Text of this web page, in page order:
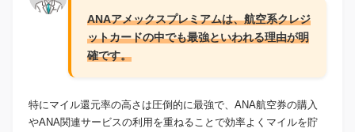
ANAアメックスプレミアムは、航空系クレジ
ットカードの中でも最強といわれる理由が明
確です。
特にマイル還元率の高さは圧倒的に最強で、ANA航空券の購入
やANA関連サービスの利用を重ねることで効率よくマイルを貯